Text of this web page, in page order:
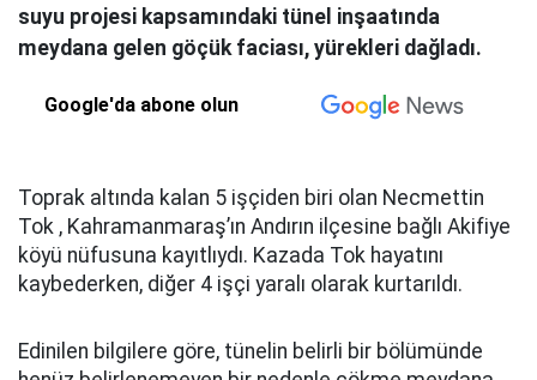
suyu projesi kapsamındaki tünel inşaatında
meydana gelen göçük faciası, yürekleri dağladı.
Google'da abone olun
Toprak altında kalan 5 işçiden biri olan Necmettin
Tok , Kahramanmaraş’ın Andırın ilçesine bağlı Akifiye
köyü nüfusuna kayıtlıydı. Kazada Tok hayatını
kaybederken, diğer 4 işçi yaralı olarak kurtarıldı.
Edinilen bilgilere göre, tünelin belirli bir bölümünde